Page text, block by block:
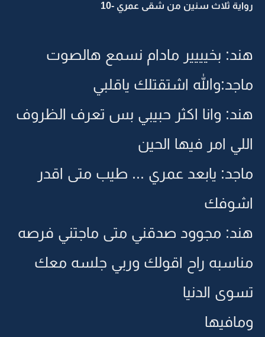
رواية ثلاث سنين من شقى عمري -10
هند: بخيييير مادام نسمع هالصوت
ماجد:والله اشتقتلك ياقلبي
هند: وانا اكثر حبيبي بس تعرف الظروف
اللي امر فيها الحين
ماجد: يابعد عمري ... طيب متى اقدر
اشوفك
هند: مجوود صدقني متى ماجتني فرصه
مناسبه راح اقولك وربي جلسه معك
تسوى الدنيا
ومافيها